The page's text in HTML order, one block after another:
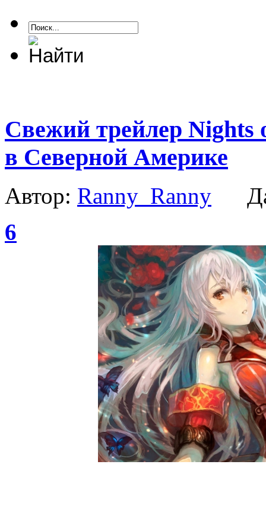
Свежий трейлер Nights
в Северной Америке
Автор: Ranny_Ranny
6